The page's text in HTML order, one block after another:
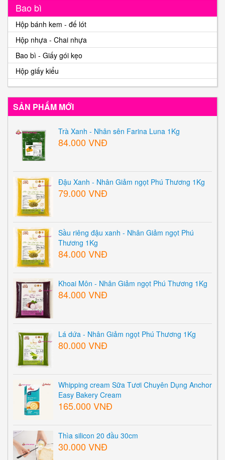
Bao bì
Hộp bánh kem - đế lót
Hộp nhựa - Chai nhựa
Bao bì - Giấy gói kẹo
Hộp giấy kiểu
SẢN PHẨM MỚI
Trà Xanh - Nhân sên Farina Luna 1Kg
84.000 VNĐ
Đậu Xanh - Nhân Giảm ngọt Phú Thương 1Kg
79.000 VNĐ
Sầu riêng đậu xanh - Nhân Giảm ngọt Phú
Thương 1Kg
84.000 VNĐ
Khoai Môn - Nhân Giảm ngọt Phú Thương 1Kg
84.000 VNĐ
Lá dứa - Nhân Giảm ngọt Phú Thương 1Kg
80.000 VNĐ
Whipping cream Sữa Tươi Chuyên Dụng Anchor
Easy Bakery Cream
165.000 VNĐ
Thìa silicon 20 đầu 30cm
30.000 VNĐ